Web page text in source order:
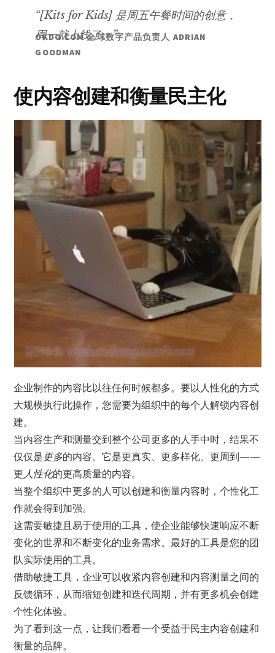
“[Kits for Kids] 是周五午餐时间的创意，
周一就上线了。”
OKDO.COM 全球数字产品负责人 ADRIAN
GOODMAN
使内容创建和衡量民主化
企业制作的内容比以往任何时候都多。要以人性化的方式
大规模执行此操作，您需要为组织中的每个人解锁内容创
建。
当内容生产和测量交到整个公司更多的人手中时，结果不
仅仅是 更多的内容。它是更真实、更多样化、更周到——
更人性化的更高质量的内容。
当整个组织中更多的人可以创建和衡量内容时，个性化工
作就会得到加强。
这需要敏捷且易于使用的工具，使企业能够快速响应不断
变化的世界和不断变化的业务需求。最好的工具是您的团
队实际使用的工具。
借助敏捷工具，企业可以收紧内容创建和内容测量之间的
反馈循环，从而缩短创建和迭代周期，并有更多机会创建
个性化体验。
为了看到这一点，让我们看看一个受益于民主内容创建和
衡量的品牌。